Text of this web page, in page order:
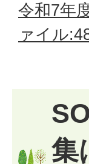
令和7年
ァイル
集